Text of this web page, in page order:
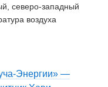
северо-западный
воздуха
Энергии» —